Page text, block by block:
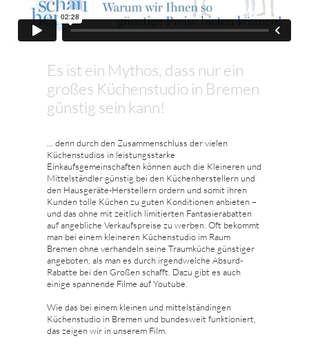
Es ist ein Mythos, dass nur ein
großes Küchenstudio in Bremen
günstig sein kann!
... denn durch den Zusammenschluss der vielen
Küchenstudios in leistungsstarke
Einkaufsgemeinschaften können auch die Kleineren und
Mittelständler günstig bei den Küchenherstellern und
den Hausgeräte-Herstellern ordern und somit ihren
Kunden tolle Küchen zu guten Konditionen anbieten –
und das ohne mit zeitlich limitierten Fantasierabatten
auf angebliche Verkaufspreise zu werben. Oft bekommt
man bei einem kleineren Küchenstudio im Raum
Bremen ohne verhandeln seine Traumküche günstiger
angeboten, als man es durch irgendwelche Absurd-
Rabatte bei den Großen schafft. Dazu gibt es auch
einige spannende Filme auf Youtube.
Wie das bei einem kleinen und mittelständingen
Küchenstudio in Bremen und bundesweit funktioniert,
das zeigen wir in unserem Film.